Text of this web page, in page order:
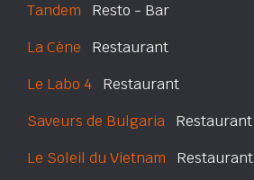
Tandem Resto - Bar
La Cène Restaurant
Le Labo 4 Restaurant
Saveurs de Bulgaria Restaurant
Le Soleil du Vietnam Restaurant